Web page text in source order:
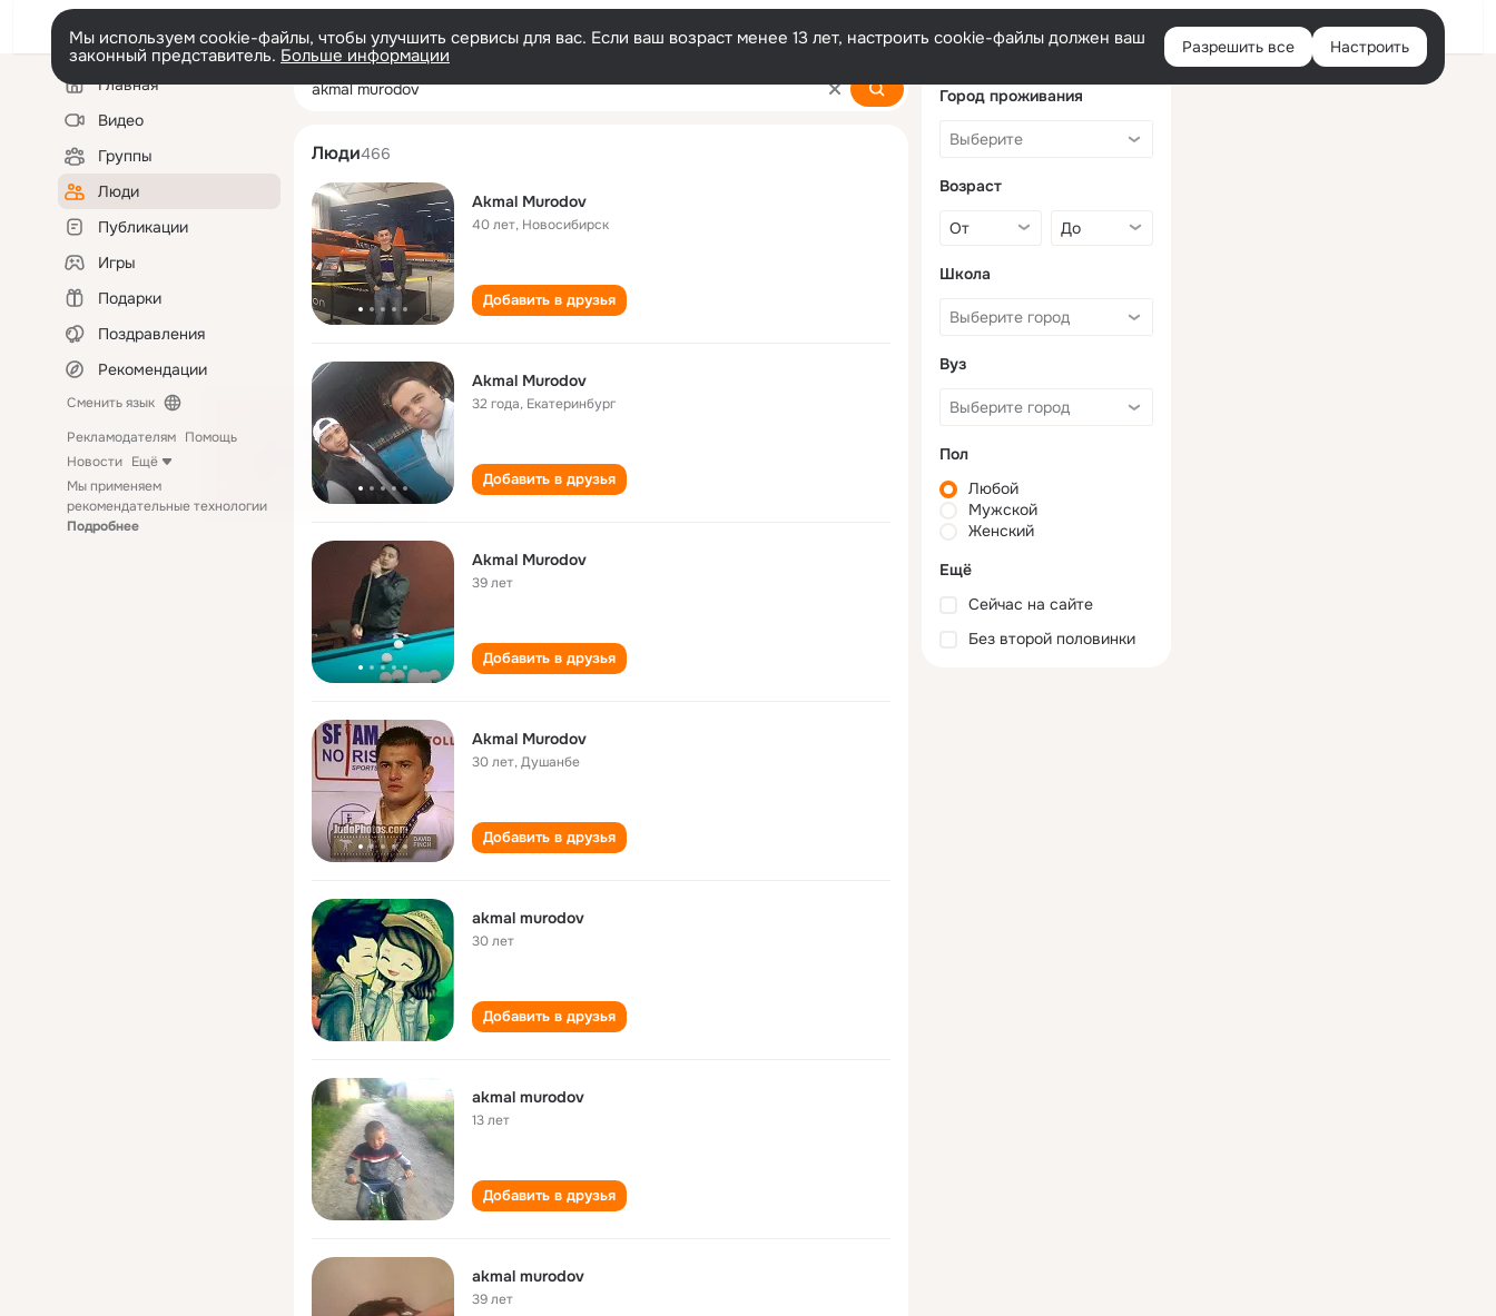
Войти
Мы используем cookie-файлы, чтобы улучшить сервисы для вас. Если ваш возраст менее 13 лет, настроить cookie-файлы должен ваш
законный представитель. Больше информации Разрешить все Настроить
Левая
колонкаГлавная
Видео
Группы
Люди
Публикации
Игры
Подарки
Поздравления
Рекомендации
Сменить язык
Рекламодателям Помощь
Новости Ещё
Мы применяем
рекомендательные технологии
Подробнее
akmal murodov
Люди466
Akmal Murodov
40 лет, Новосибирск
Добавить в друзья
Akmal Murodov
32 года, Екатеринбург
Добавить в друзья
Akmal Murodov
39 лет
Добавить в друзья
Akmal Murodov
30 лет,Душанбе
Добавить в друзья
akmal murodov
30 лет
Добавить в друзья
akmal murodov
13 лет
Добавить в друзья
akmal murodov
39 лет
Город проживания
Возраст
Школа
Вуз
Пол
Любой
Мужской
Женский
Ещё
Сейчас на сайте
Без второй половинки